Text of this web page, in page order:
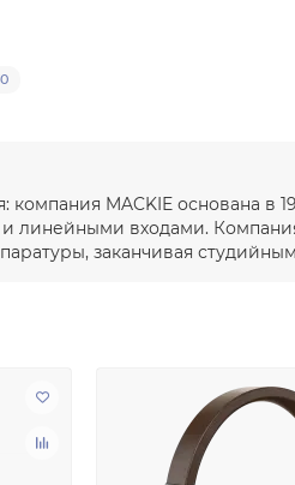
компания MACKIE основана
линейными входами. Компания
заканчивая